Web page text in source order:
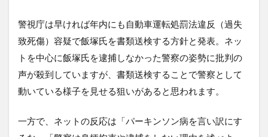
警視庁は早ければ年内にも自動車運転処罰法違反（過失
致死傷）容疑で飯塚氏を書類送検する方針と発表。ネッ
トを中心に飯塚氏を逮捕しなかった警察の姿勢に批判の
声が殺到していますが、書類送検することで警察として
動いている様子を見せる狙いがあると思われます。
一方で、ネットの反応は「パーキンソン病を言い訳にす